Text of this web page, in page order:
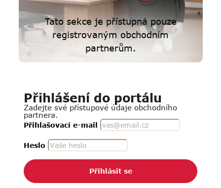
Tato sekce je přístupná pouze
registrovaným obchodním
partnerům.
Přihlášení do portálu
Zadejte své přístupové údaje obchodního
partnera.
Přihlašovací e-mail
Heslo
Přihlásit se